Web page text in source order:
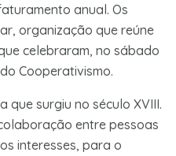
anual. Os
organização que reúne
celebraram, no sábado
Cooperativismo.
que surgiu no século XVIII.
entre pessoas
interesses, para o